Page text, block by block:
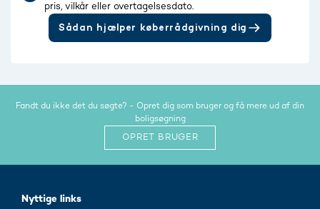
pris, vilkår eller overtagelsesdato.
Sådan hjælper køberrådgivning dig
Fandt du ikke det du søgte? - Opret dig som bruger og få mere ud af din
boligsøgning
OPRET BRUGER
Nyttige links